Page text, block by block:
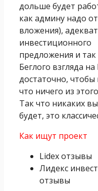
дольше будет
как админу надо
вложения),
инвестиционного
предложения и так
Беглого взгляда на
достаточно, чтобы
что ничего из
Так что никаких
будет, это
Как ищут проект
Lidex отзывы
Лидекс
отзывы